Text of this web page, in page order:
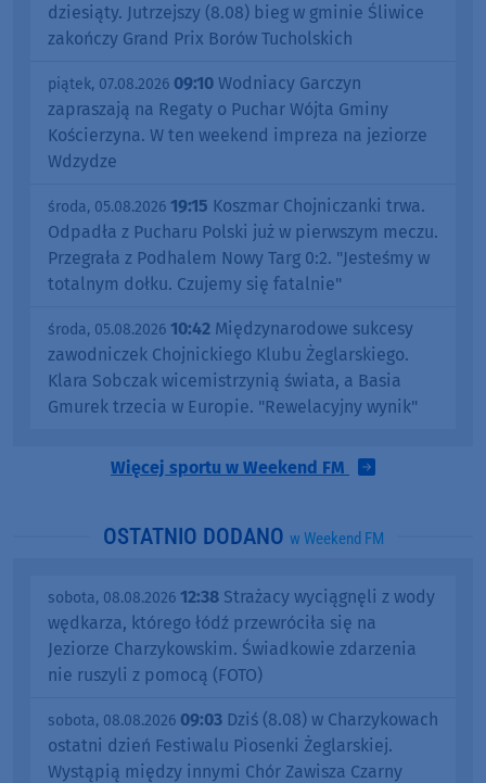
dziesiąty. Jutrzejszy (8.08) bieg w gminie Śliwice
zakończy Grand Prix Borów Tucholskich
piątek, 07.08.2026 09:10 Wodniacy Garczyn
zapraszają na Regaty o Puchar Wójta Gminy
Kościerzyna. W ten weekend impreza na jeziorze
Wdzydze
środa, 05.08.2026 19:15 Koszmar Chojniczanki trwa.
Odpadła z Pucharu Polski już w pierwszym meczu.
Przegrała z Podhalem Nowy Targ 0:2. "Jesteśmy w
totalnym dołku. Czujemy się fatalnie"
środa, 05.08.2026 10:42 Międzynarodowe sukcesy
zawodniczek Chojnickiego Klubu Żeglarskiego.
Klara Sobczak wicemistrzynią świata, a Basia
Gmurek trzecia w Europie. "Rewelacyjny wynik"
Więcej sportu w Weekend FM
OSTATNIO DODANO w Weekend FM
sobota, 08.08.2026 12:38 Strażacy wyciągnęli z wody
wędkarza, którego łódź przewróciła się na
Jeziorze Charzykowskim. Świadkowie zdarzenia
nie ruszyli z pomocą (FOTO)
sobota, 08.08.2026 09:03 Dziś (8.08) w Charzykowach
ostatni dzień Festiwalu Piosenki Żeglarskiej.
Wystąpią między innymi Chór Zawisza Czarny